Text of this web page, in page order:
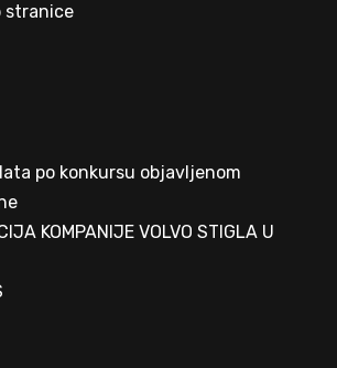
stranice
po konkursu objavljenom
KOMPANIJE VOLVO STIGLA U